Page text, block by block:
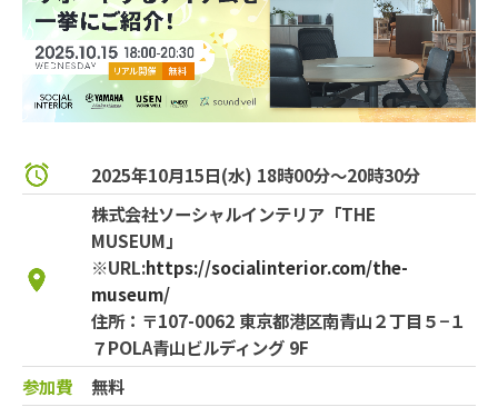
2025年10月15日(水) 18時00分～20時30分
株式会社ソーシャルインテリア「THE
MUSEUM」
※URL:https://socialinterior.com/the-
museum/
住所：〒107-0062 東京都港区南青山２丁目５−１
７POLA青山ビルディング 9F
参加費
無料